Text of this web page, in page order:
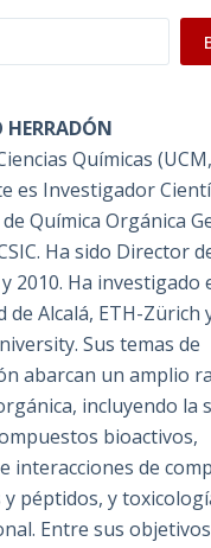
HERRADÓN
Químicas
es Investigador
Química Orgánica
Ha sido Director
2010. Ha investigado
de Alcalá, ETH-Zürich
Sus temas de
abarcan un amplio
incluyendo la
bioactivos,
interacciones de
péptidos, y
Entre sus